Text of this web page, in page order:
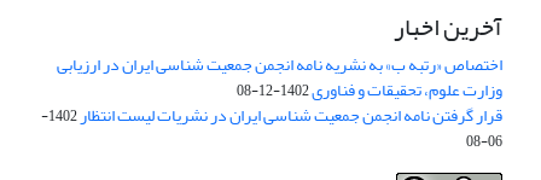
آخرین اخبار
اختصاص «رتبه ب» به نشریه نامه انجمن جمعیت شناسی ایران در ارزیابی
وزارت علوم، تحقیقات و فناوری1402-12-08
قرار گرفتن نامه انجمن جمعیت شناسی ایران در نشریات لیست انتظار
1402-
06-08